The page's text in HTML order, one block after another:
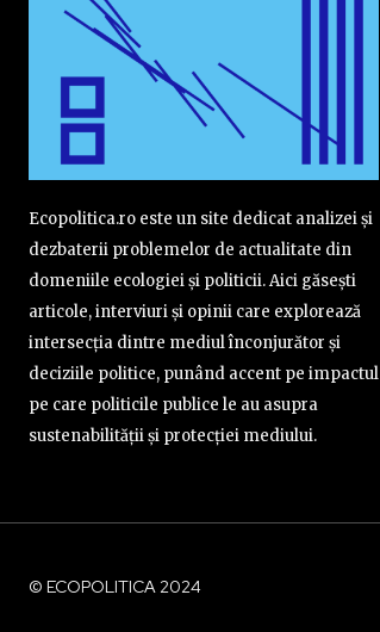
Ecopolitica.ro este un site dedicat analizei și
dezbaterii problemelor de actualitate din
domeniile ecologiei și politicii. Aici găsești
articole, interviuri și opinii care explorează
intersecția dintre mediul înconjurător și
deciziile politice, punând accent pe impactul
pe care politicile publice le au asupra
sustenabilității și protecției mediului.
© ECOPOLITICA 2024